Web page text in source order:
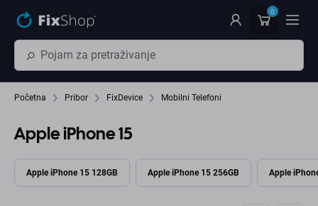
0
Početna Pribor FixDevice Mobilni Telefoni
Apple iPhone 15
Apple iPhone 15 128GB Apple iPhone 15 256GB Apple